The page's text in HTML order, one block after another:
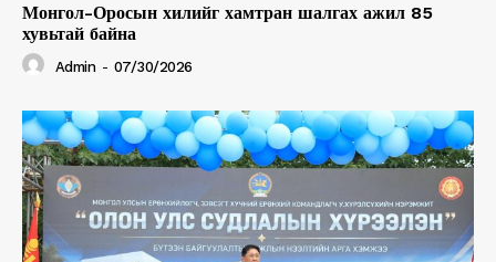
Монгол-Оросын хилийг хамтран шалгах ажил 85
хувьтай байна
Admin - 07/30/2026